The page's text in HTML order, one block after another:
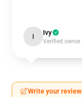
I Ivy
Verified owner
Write your review